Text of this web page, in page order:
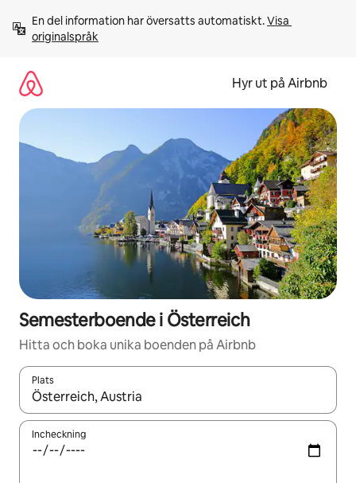
innehåll
En del information har översatts automatiskt. Visa
originalspråk
Hyr ut på Airbnb
Semesterboende i Österreich
Hitta och boka unika boenden på Airbnb
Plats
När resultaten är tillgängliga kan du navigera med upp- och
Incheckning